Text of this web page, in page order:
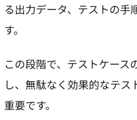
る出力データ、テストの手
す。
この段階で、テストケース
し、無駄なく効果的なテ
重要です。